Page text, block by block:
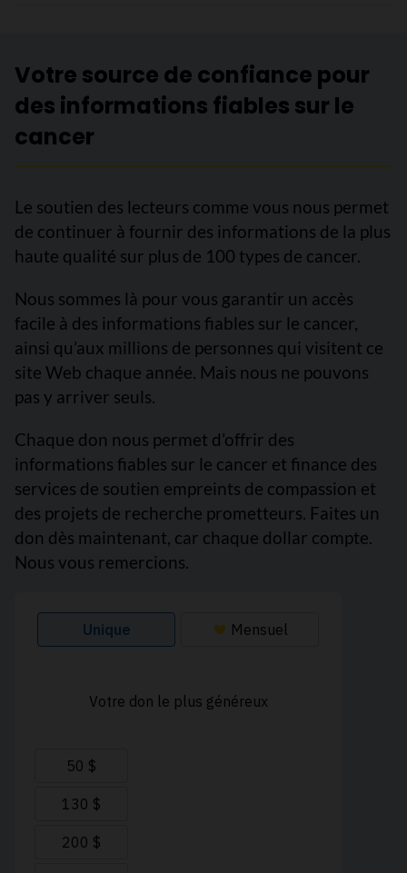
Votre source de confiance pour
des informations fiables sur le
cancer
Le soutien des lecteurs comme vous nous permet
de continuer à fournir des informations de la plus
haute qualité sur plus de 100 types de cancer.
Nous sommes là pour vous garantir un accès
facile à des informations fiables sur le cancer,
ainsi qu’aux millions de personnes qui visitent ce
site Web chaque année. Mais nous ne pouvons
pas y arriver seuls.
Chaque don nous permet d’offrir des
informations fiables sur le cancer et finance des
services de soutien empreints de compassion et
des projets de recherche prometteurs. Faites un
don dès maintenant, car chaque dollar compte.
Nous vous remercions.